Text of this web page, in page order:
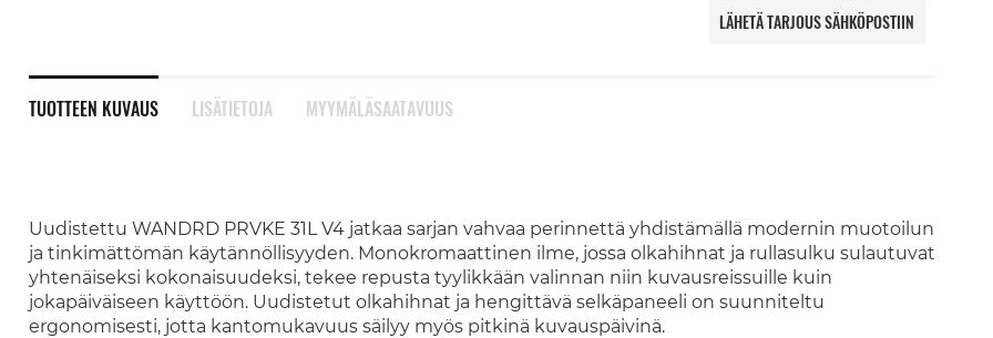
LÄHETÄ TARJOUS SÄHKÖPOSTIIN
TUOTTEEN KUVAUS
Uudistettu WANDRD PRVKE 31L V4 jatkaa sarjan vahvaa perinnettä yhdistämällä modernin muotoilun
ja tinkimättömän käytännöllisyyden. Monokromaattinen ilme, jossa olkahihnat ja rullasulku sulautuvat
yhtenäiseksi kokonaisuudeksi, tekee repusta tyylikkään valinnan niin kuvausreissuille kuin
jokapäiväiseen käyttöön. Uudistetut olkahihnat ja hengittävä selkäpaneeli on suunniteltu
ergonomisesti, jotta kantomukavuus säilyy myös pitkinä kuvauspäivinä.
LISÄTIETOJA MYYMÄLÄSAATAVUUS